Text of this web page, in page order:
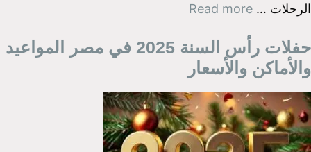
الرحلات … Read more
حفلات رأس السنة 2025 في مصر المواعيد
والأماكن والأسعار